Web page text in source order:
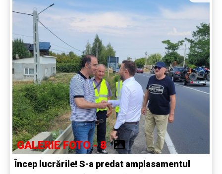
GALERIE FOTO - 8
Încep lucrările! S-a predat amplasamentul